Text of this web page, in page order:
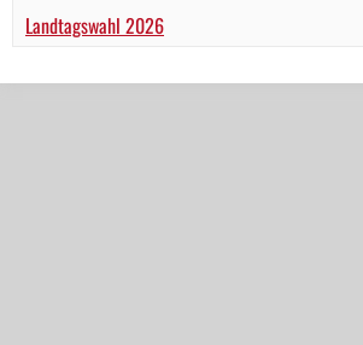
Landtagswahl 2026